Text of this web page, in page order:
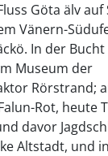
Göta älv auf
Vänern-
In der
Museum der
Rörstrand;
Rot, heute
davor
Altstadt, und in